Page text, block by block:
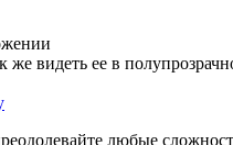
же видеть ее в
любые